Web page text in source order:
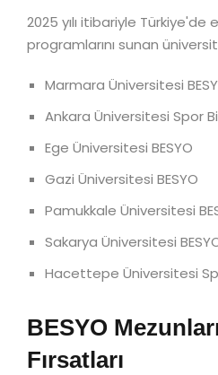
2025 yılı itibariyle Türkiye'de
programlarını sunan
Marmara Üniversitesi
Ankara Üniversitesi Spor
Ege Üniversitesi BESYO
Gazi Üniversitesi BESYO
Pamukkale Üniversitesi
Sakarya Üniversitesi
Hacettepe Üniversitesi
BESYO
Fırsatları